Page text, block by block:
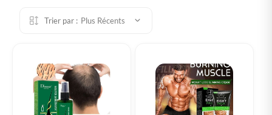
Trier par : Plus Récents